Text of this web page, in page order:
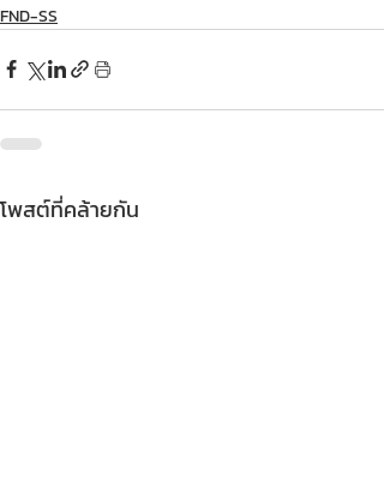
FND-SS
โพสต์ที่คล้ายกัน